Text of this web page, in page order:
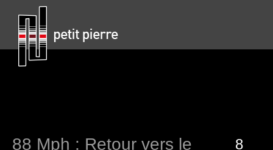
8
88 Mph : Retour vers le